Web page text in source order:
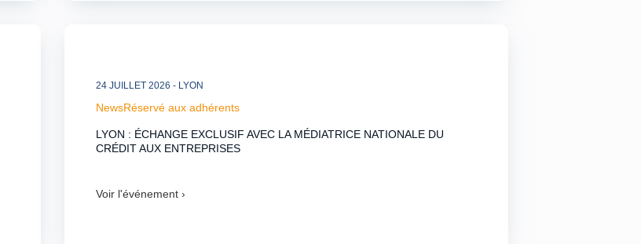
24 JUILLET 2026 - LYON
NewsRéservé aux adhérents
LYON : ÉCHANGE EXCLUSIF AVEC LA MÉDIATRICE NATIONALE DU
CRÉDIT AUX ENTREPRISES
Voir l'événement ›